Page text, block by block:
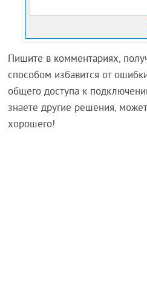
Пишите в комментариях,
способом избавится от
общего доступа к
знаете другие решения,
хорошего!